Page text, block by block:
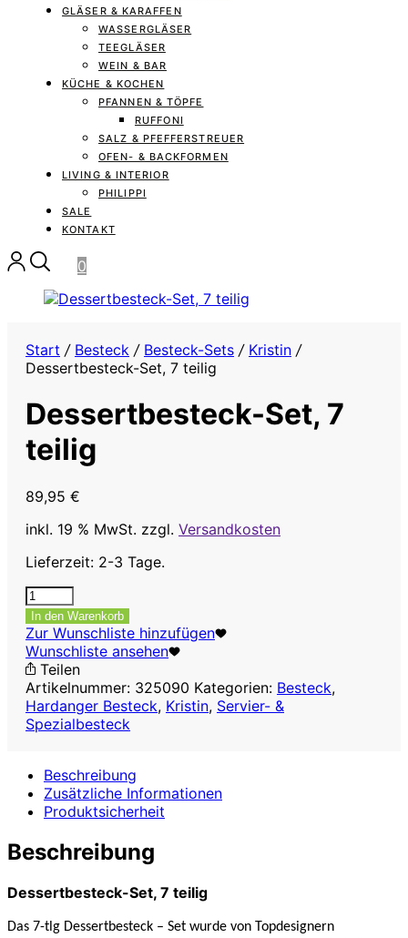
GLÄSER & KARAFFEN
WASSERGLÄSER
TEEGLÄSER
WEIN & BAR
KÜCHE & KOCHEN
PFANNEN & TÖPFE
RUFFONI
SALZ & PFEFFERSTREUER
OFEN- & BACKFORMEN
LIVING & INTERIOR
PHILIPPI
SALE
KONTAKT
0
Start / Besteck / Besteck-Sets / Kristin /
Dessertbesteck-Set, 7 teilig
Dessertbesteck-Set, 7
teilig
89,95 €
inkl. 19 % MwSt. zzgl. Versandkosten
Lieferzeit: 2-3 Tage.
Dessertbesteck-
Set,
7
teilig
Menge
In den Warenkorb
Zur Wunschliste hinzufügen
Wunschliste ansehen
Teilen
Artikelnummer: 325090 Kategorien: Besteck,
Hardanger Besteck, Kristin, Servier- &
Spezialbesteck
Beschreibung
Zusätzliche Informationen
Produktsicherheit
Beschreibung
Dessertbesteck-Set, 7 teilig
Das 7-tlg Dessertbesteck – Set wurde von Topdesignern